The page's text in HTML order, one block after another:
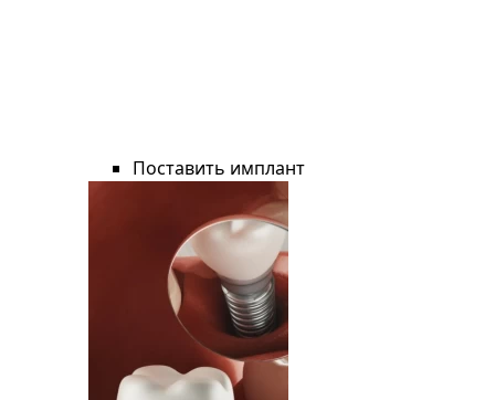
Поставить имплант